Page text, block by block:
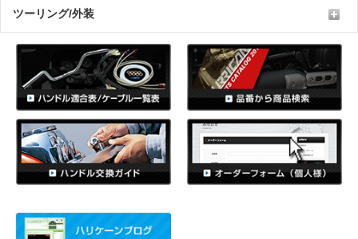
ツーリング/外装